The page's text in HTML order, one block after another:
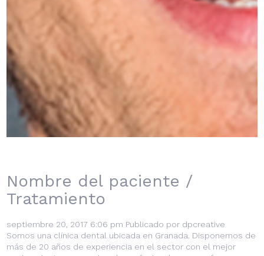
Nombre del paciente /
Tratamiento
septiembre 20, 2017 6:06 pm Publicado por dpcreative
Somos una clínica dental ubicada en Granada. Disponemos de
más de 20 años de experiencia en el sector con el mejor